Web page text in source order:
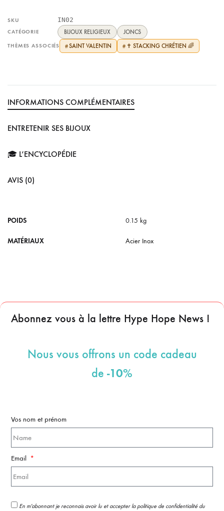
SKU IN02
CATÉGORIE BIJOUX RELIGIEUX JONCS
THÈMES ASSOCIÉS #SAINT VALENTIN # ✝️ STACKING CHRÉTIEN 🌈
INFORMATIONS COMPLÉMENTAIRES
ENTRETENIR SES BIJOUX
🎓 L’ENCYCLOPÉDIE
AVIS (0)
POIDS 0.15 kg
MATÉRIAUX Acier Inox
Abonnez vous à la lettre Hype Hope News !
Nous vous offrons un code cadeau
de -10%
Vos nom et prénom
Email
En m'abonnant je reconnais avoir lu et accepter la politique de confidentialité du